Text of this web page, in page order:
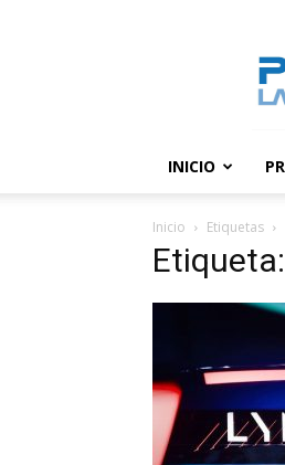
noticias
INICIO
Inicio Etiquetas